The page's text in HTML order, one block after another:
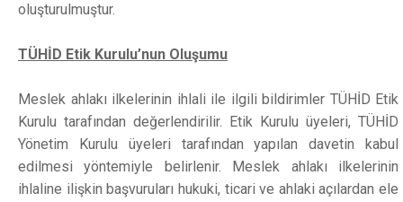
oluşturulmuştur.
TÜHİD Etik Kurulu’nun Oluşumu
Meslek ahlakı ilkelerinin ihlali ile ilgili bildirimler TÜHİD Etik
Kurulu tarafından değerlendirilir. Etik Kurulu üyeleri, TÜHİD
Yönetim Kurulu üyeleri tarafından yapılan davetin kabul
edilmesi yöntemiyle belirlenir. Meslek ahlakı ilkelerinin
ihlaline ilişkin başvuruları hukuki, ticari ve ahlaki açılardan ele